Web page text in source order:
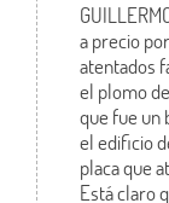
a precio
atentados
el plomo
que fue un
el edificio
placa que
Está claro